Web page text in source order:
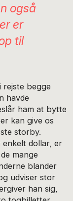
også
er
til
rejste begge
havde
ham at bytte
kan give os
storby.
enkelt dollar, er
mange
blander
udviser stor
han sig,